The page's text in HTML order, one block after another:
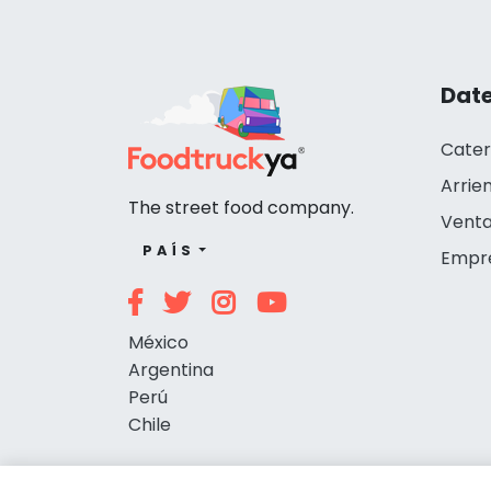
The street food company.
PAÍS
México
Argentina
Perú
Chile